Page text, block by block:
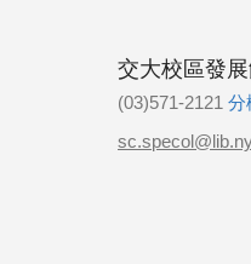
交大校區發
(03)571-2121 分